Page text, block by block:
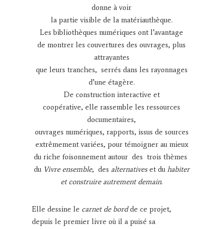
donne à voir
la partie visible de la matériauthèque.
Les bibliothèques numériques ont l’avantage
de montrer les couvertures des ouvrages, plus
attrayantes
que leurs tranches, serrés dans les rayonnages
d’une étagère.
De construction interactive et
coopérative, elle rassemble les ressources
documentaires,
ouvrages numériques, rapports, issus de sources
extrêmement variées, pour témoigner au mieux
du riche foisonnement autour des trois thèmes
du Vivre ensemble, des alternativeset du habiter
et construire autrement demain.
Elle dessine le carnet de bordde ce projet,
depuis le premier livre où il a puisé sa